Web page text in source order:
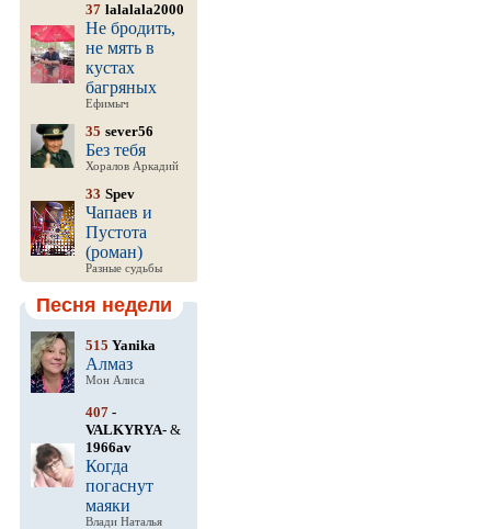
37 lalalala2000
Не бродить,
не мять в
кустах
багряных
Ефимыч
35 sever56
Без тебя
Хоралов Аркадий
33 Spev
Чапаев и
Пустота
(роман)
Разные судьбы
Песня недели
515 Yanika
Алмаз
Мон Алиса
407 -
VALKYRYA- &
1966av
Когда
погаснут
маяки
Влади Наталья